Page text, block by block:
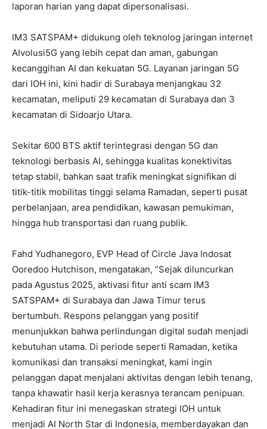
laporan harian yang dapat dipersonalisasi.
IM3 SATSPAM+ didukung oleh teknolog jaringan internet
AIvolusi5G yang lebih cepat dan aman, gabungan
kecanggihan AI dan kekuatan 5G. Layanan jaringan 5G
dari IOH ini, kini hadir di Surabaya menjangkau 32
kecamatan, meliputi 29 kecamatan di Surabaya dan 3
kecamatan di Sidoarjo Utara.
Sekitar 600 BTS aktif terintegrasi dengan 5G dan
teknologi berbasis AI, sehingga kualitas konektivitas
tetap stabil, bahkan saat trafik meningkat signifikan di
titik-titik mobilitas tinggi selama Ramadan, seperti pusat
perbelanjaan, area pendidikan, kawasan pemukiman,
hingga hub transportasi dan ruang publik.
Fahd Yudhanegoro, EVP Head of Circle Java Indosat
Ooredoo Hutchison, mengatakan, “Sejak diluncurkan
pada Agustus 2025, aktivasi fitur anti scam IM3
SATSPAM+ di Surabaya dan Jawa Timur terus
bertumbuh. Respons pelanggan yang positif
menunjukkan bahwa perlindungan digital sudah menjadi
kebutuhan utama. Di periode seperti Ramadan, ketika
komunikasi dan transaksi meningkat, kami ingin
pelanggan dapat menjalani aktivitas dengan lebih tenang,
tanpa khawatir hasil kerja kerasnya terancam penipuan.
Kehadiran fitur ini menegaskan strategi IOH untuk
menjadi AI North Star di Indonesia, memberdayakan dan